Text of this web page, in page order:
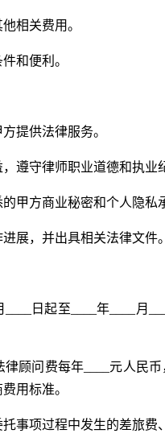
相关费用。
和便利。
提供法律服务。
遵守律师职业道德和执业
甲方商业秘密和个人隐私
展，并出具相关法律文件。
日起至____年____月
顾问费每年____元人民
用标准。
事项过程中发生的差旅费